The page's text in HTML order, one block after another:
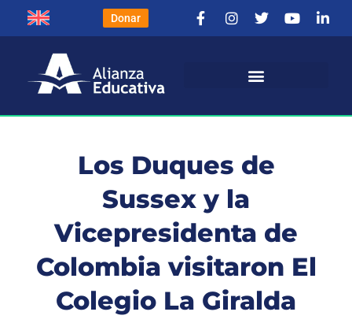
Donar
Los Duques de
Sussex y la
Vicepresidenta de
Colombia visitaron El
Colegio La Giralda